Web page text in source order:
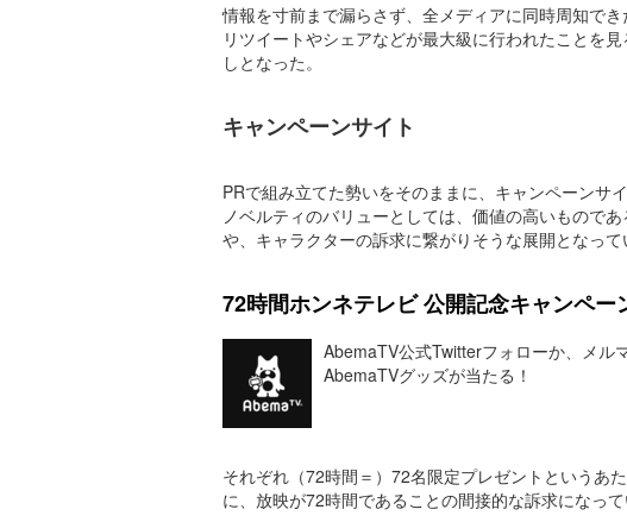
情報を寸前まで漏らさず、全メディアに同時周知で
リツイートやシェアなどが最大級に行われたことを
しとなった。
キャンペーンサイト
PRで組み立てた勢いをそのままに、キャンペーンサ
ノベルティのバリューとしては、価値の高いもので
や、キャラクターの訴求に繋がりそうな展開となって
72時間ホンネテレビ 公開記念キャンペー
AbemaTV公式Twitterフォローか、メル
AbemaTVグッズが当たる！
それぞれ（72時間＝）72名限定プレゼントというあ
に、放映が72時間であることの間接的な訴求になって